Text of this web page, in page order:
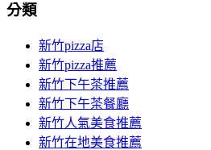
分類
新竹pizza店
新竹pizza推薦
新竹下午茶推薦
新竹下午茶餐廳
新竹人氣美食推薦
新竹在地美食推薦